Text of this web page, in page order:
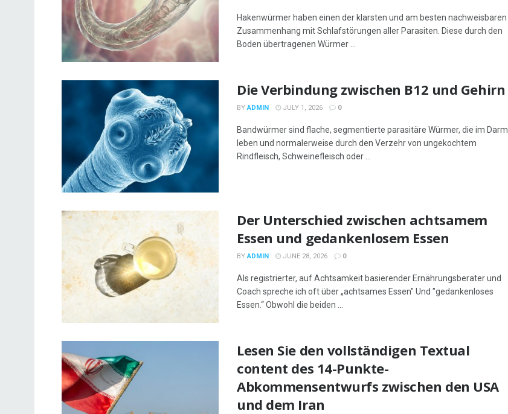
Hakenwürmer haben einen der klarsten und am besten nachweisbaren
Zusammenhang mit Schlafstörungen aller Parasiten. Diese durch den
Boden übertragenen Würmer ...
Die Verbindung zwischen B12 und Gehirn
BY ADMIN JULY 1, 2026 0
Bandwürmer sind flache, segmentierte parasitäre Würmer, die im Darm
leben und normalerweise durch den Verzehr von ungekochtem
Rindfleisch, Schweinefleisch oder ...
Der Unterschied zwischen achtsamem
Essen und gedankenlosem Essen
BY ADMIN JUNE 28, 2026 0
Als registrierter, auf Achtsamkeit basierender Ernährungsberater und
Coach spreche ich oft über „achtsames Essen" Und "gedankenloses
Essen.“ Obwohl die beiden ...
Lesen Sie den vollständigen Textual
content des 14-Punkte-
Abkommensentwurfs zwischen den USA
und dem Iran